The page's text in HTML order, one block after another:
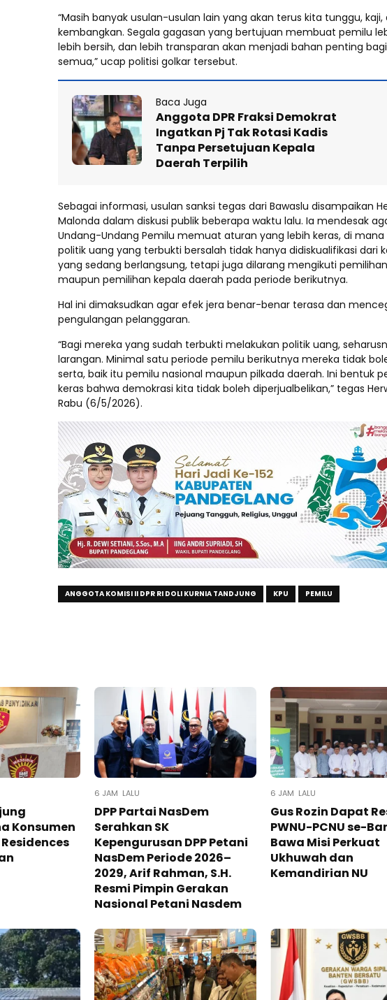
“Masih banyak usulan-usulan lain yang akan terus kita tunggu, kaji,
kembangkan. Segala gagasan yang bertujuan membuat pemilu
lebih bersih, dan lebih transparan akan menjadi bahan penting
semua,” ucap politisi golkar tersebut.
Baca Juga
Anggota DPR Fraksi Demokrat
Ingatkan Pj Tak Rotasi Kadis
Tanpa Persetujuan Kepala
Daerah Terpilih
Sebagai informasi, usulan sanksi tegas dari Bawaslu disampaikan
Malonda dalam diskusi publik beberapa waktu lalu. Ia mendesak
Undang-Undang Pemilu memuat aturan yang lebih keras, di mana
politik uang yang terbukti bersalah tidak hanya didiskualifikasi dari
yang sedang berlangsung, tetapi juga dilarang mengikuti
maupun pemilihan kepala daerah pada periode berikutnya.
Hal ini dimaksudkan agar efek jera benar-benar terasa dan
pengulangan pelanggaran.
“Bagi mereka yang sudah terbukti melakukan politik uang,
larangan. Minimal satu periode pemilu berikutnya mereka tidak
serta, baik itu pemilu nasional maupun pilkada daerah. Ini bentuk
keras bahwa demokrasi kita tidak boleh diperjualbelikan,” tegas
Rabu (6/5/2026).
ANGGOTA KOMISI II DPR RI DOLI KURNIA TANDJUNG KPU PEMILU
Konsumen
6 JAM LALU
DPP Partai NasDem
Serahkan SK
Kepengurusan DPP Petani
NasDem Periode 2026–
2029, Arif Rahman, S.H.
Resmi Pimpin Gerakan
Nasional Petani Nasdem
6 JAM LALU
Gus Rozin Dapat
PWNU-PCNU se-
Bawa Misi Perkuat
Ukhuwah dan
Kemandirian NU